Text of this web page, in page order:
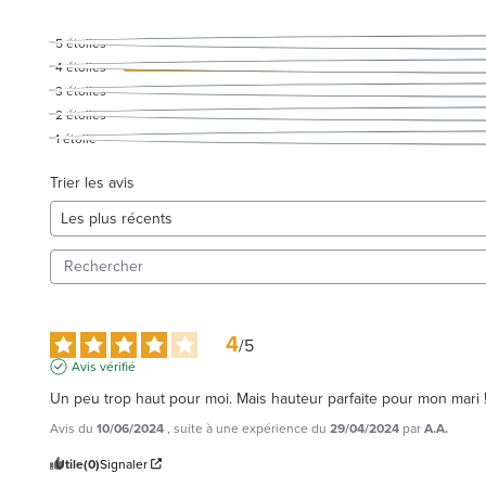
5étoiles
4étoiles
3 étoiles
2étoiles
1étoile
Trier les avis
4/5
Avis vérifié
Un peu trop haut pour moi. Mais hauteur parfaite pour mon mari !
Avis du 10/06/2024, suite à une expérience du 29/04/2024 parA.A.
Utile(0)Signaler